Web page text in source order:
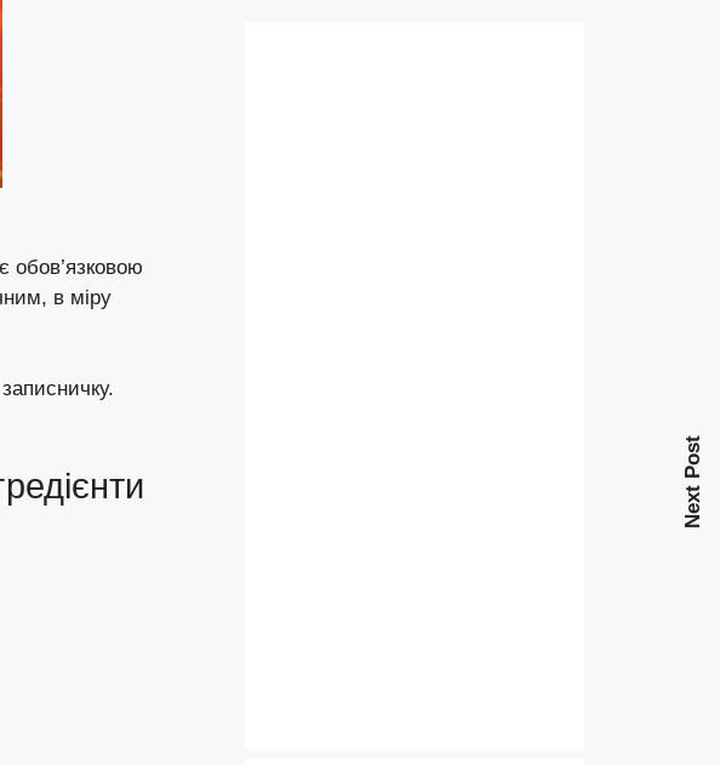
обов’язковою
в міру
Next Post